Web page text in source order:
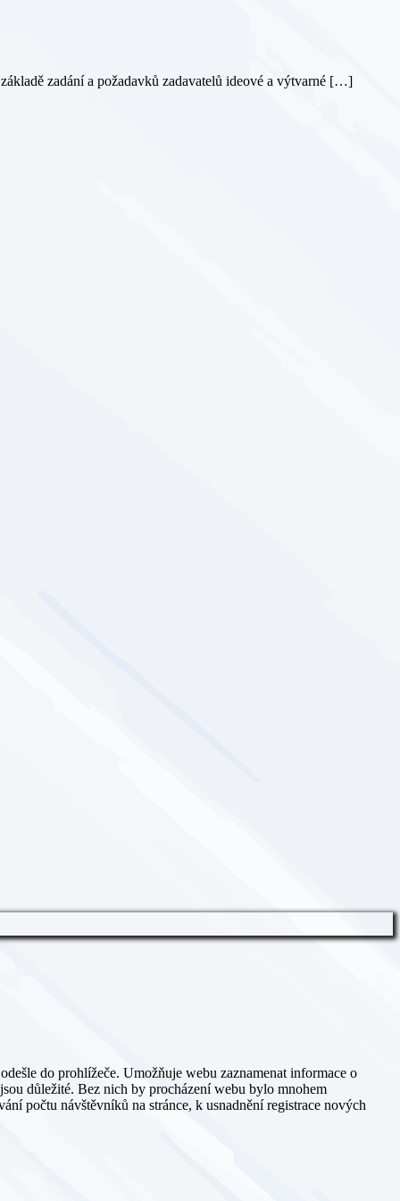
zadání a požadavků zadavatelů ideové a výtvarné […]
do prohlížeče. Umožňuje webu zaznamenat informace o
důležité. Bez nich by procházení webu bylo mnohem
počtu návštěvníků na stránce, k usnadnění registrace nových